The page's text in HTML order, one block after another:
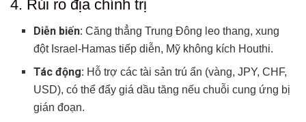
4. Rủi ro địa chính trị
Diễn biến: Căng thẳng Trung Đông leo thang, xung
đột Israel-Hamas tiếp diễn, Mỹ không kích Houthi.
Tác động: Hỗ trợ các tài sản trú ẩn (vàng, JPY, CHF,
USD), có thể đẩy giá dầu tăng nếu chuỗi cung ứng bị
gián đoạn.